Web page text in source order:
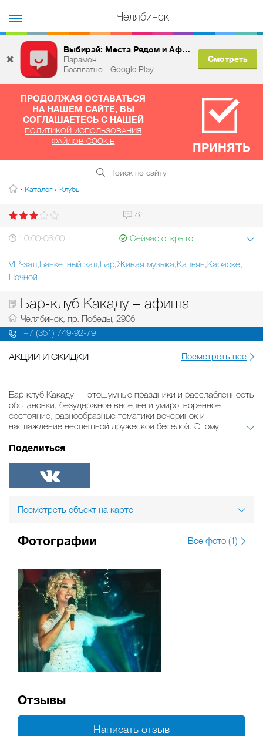
✖
Выбирай: Места Рядом и Афиша
Парамон
Бесплатно - Google Play
Смотреть
ПРОДОЛЖАЯ ОСТАВАТЬСЯ
НА НАШЕМ САЙТЕ, ВЫ
СОГЛАШАЕТЕСЬ С НАШЕЙ
ПОЛИТИКОЙ ИСПОЛЬЗОВАНИЯ
ФАЙЛОВ COOKIE
ПРИНЯТЬ
Челябинск
› Каталог› Клубы
8
10:00-06:00 Сейчас открыто
VIP-зал,Банкетный зал,Бар,Живая музыка,Кальян,Караоке,
Ночной
Бар-клуб Какаду – афиша
Челябинск, пр. Победы, 290б
+7 (351) 749-92-79
Посмотреть все
АКЦИИ И СКИДКИ
Бар-клуб Какаду — этошумные праздники и расслабленность
обстановки, безудержное веселье и умиротворенное
состояние, разнообразные тематики вечеринок и
наслаждение неспешной дружеской беседой. Этому
соответственно, на 90, 15 и 4 посадочных мест.
гастрономическое меню клуба. Далеко не в каждом
развлекательном заведении города можно найти столь
итальянской, среднеевропейской, русской и азиатской
Любителей уединенного отдыха ждет специальная VIP-зона,
переговоров или посиделок в узком кругу близких друзей.
Поделиться
Посмотреть объект на карте
Фотографии Все фото (1)
Отзывы
Написать отзыв